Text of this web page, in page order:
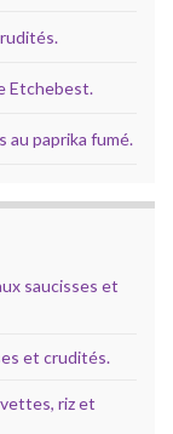
Etchebest.
au paprika fumé.
saucisses et
et crudités.
riz et